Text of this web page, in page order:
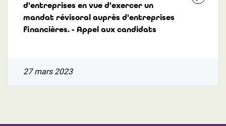
d'entreprises en vue d'exercer un
mandat révisoral auprès d'entreprises
financières. - Appel aux candidats
27 mars 2023